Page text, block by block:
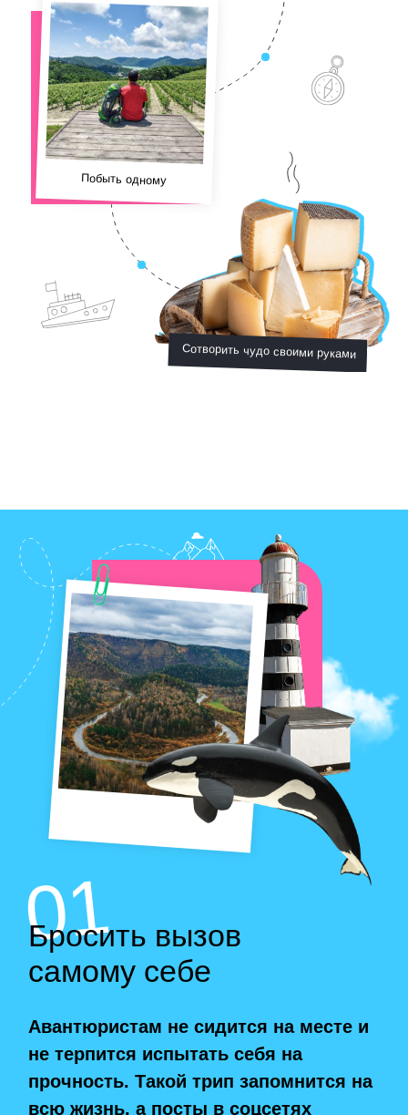
01
Бросить вызов
самому себе
Авантюристам не сидится на месте и
не терпится испытать себя на
прочность. Такой трип запомнится на
всю жизнь, а посты в соцсетях
соберут тысячи лайков.
Нырнуть в Северный Ледовитый океан
Забраться на маяк на краю земли
Крутить педали к немецкому аэродрому
Изучить глубины голубого озера
02
Увидеть историю
Больше узнать об истории России и
побывать в местах, от которых по
коже идут мурашки! Отправляйтесь
на зов предков вместе с детьми.
Побывать в гостях у викингов и казаков
Познакомиться с былинными
богатырями